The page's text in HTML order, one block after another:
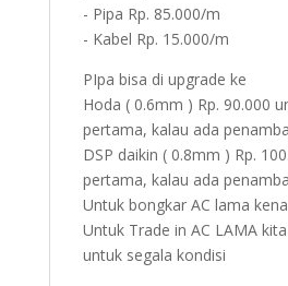
- Pipa Rp. 85.000/m
- Kabel Rp. 15.000/m
PIpa bisa di upgrade ke
Hoda ( 0.6mm ) Rp. 90.000
pertama, kalau ada
DSP daikin ( 0.8mm ) Rp.
pertama, kalau ada
Untuk bongkar AC lama
Untuk Trade in AC LAMA
untuk segala kondisi